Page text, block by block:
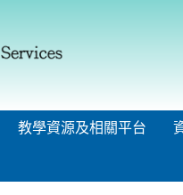
教學資源及相關平台